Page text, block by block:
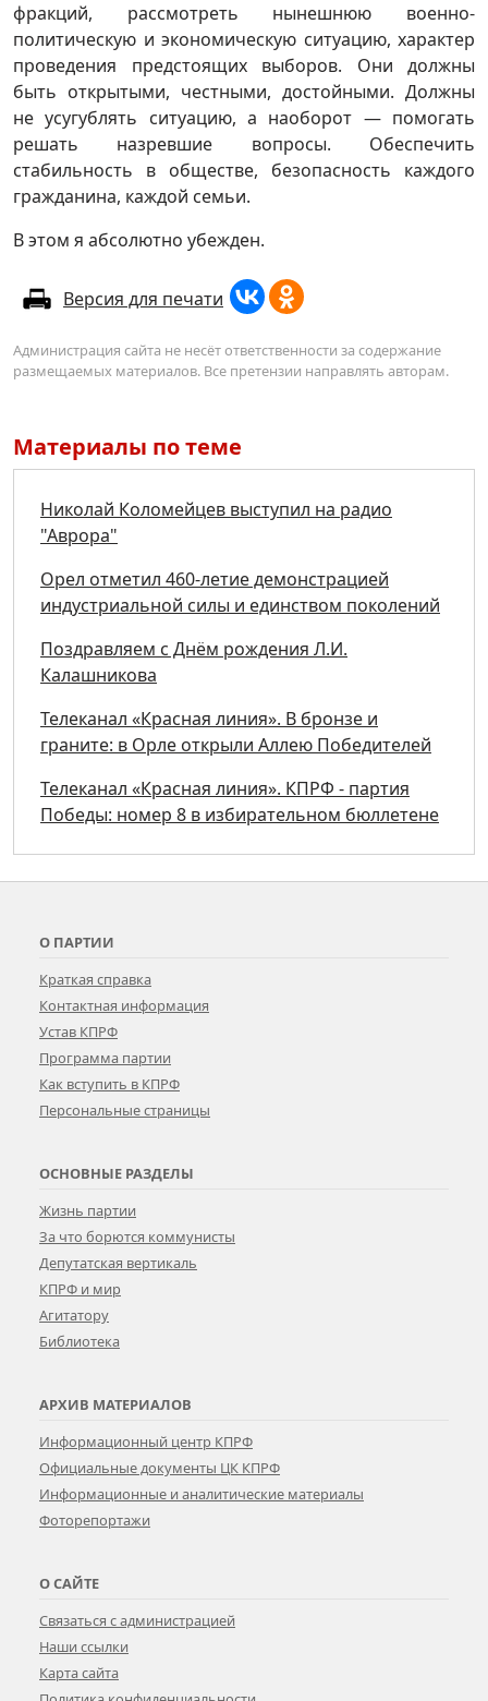
фракций, рассмотреть нынешнюю военно-
политическую и экономическую ситуацию, характер
проведения предстоящих выборов. Они должны
быть открытыми, честными, достойными. Должны
не усугублять ситуацию, а наоборот — помогать
решать назревшие вопросы. Обеспечить
стабильность в обществе, безопасность каждого
гражданина, каждой семьи.
В этом я абсолютно убежден.
Версия для печати
Администрация сайта не несёт ответственности за содержание
размещаемых материалов. Все претензии направлять авторам.
Материалы по теме
Николай Коломейцев выступил на радио
"Аврора"
Орел отметил 460-летие демонстрацией
индустриальной силы и единством поколений
Поздравляем с Днём рождения Л.И.
Калашникова
Телеканал «Красная линия». В бронзе и
граните: в Орле открыли Аллею Победителей
Телеканал «Красная линия». КПРФ - партия
Победы: номер 8 в избирательном бюллетене
О ПАРТИИ
Краткая справка
Контактная информация
Устав КПРФ
Программа партии
Как вступить в КПРФ
Персональные страницы
ОСНОВНЫЕ РАЗДЕЛЫ
Жизнь партии
За что борются коммунисты
Депутатская вертикаль
КПРФ и мир
Агитатору
Библиотека
АРХИВ МАТЕРИАЛОВ
Информационный центр КПРФ
Официальные документы ЦК КПРФ
Информационные и аналитические материалы
Фоторепортажи
О САЙТЕ
Связаться с администрацией
Наши ссылки
Карта сайта